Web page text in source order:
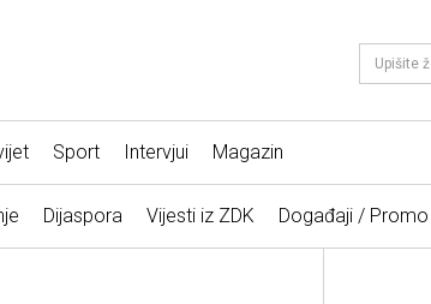
Sport Intervjui Magazin
Dijaspora Vijesti iz ZDK Događaji / Promo